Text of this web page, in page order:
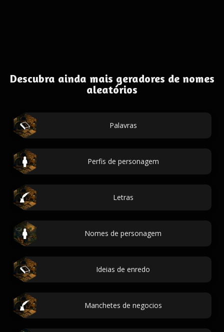
Descubra ainda mais geradores de nomes
aleatórios
Palavras
Perfis de personagem
Letras
Nomes de personagem
Ideias de enredo
Manchetes de negocios